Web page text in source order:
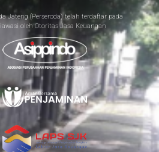
Jateng (Perseroda) telah terdaftar pada
oleh Otoritas Jasa Keuangan